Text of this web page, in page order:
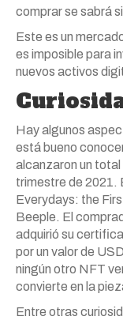
comprar se sabrá
Este es un
es imposible para
nuevos activos
Hay algunos
está bueno
alcanzaron un total
trimestre de 2021.
Everydays: the
Beeple. El
adquirió su
por un valor de
ningún otro NFT
convierte en la
Entre otras